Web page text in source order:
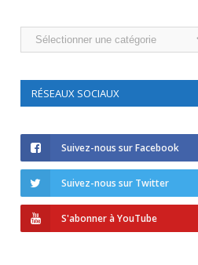
Catégories
RÉSEAUX SOCIAUX
Suivez-nous sur Facebook
Suivez-nous sur Twitter
S'abonner à YouTube